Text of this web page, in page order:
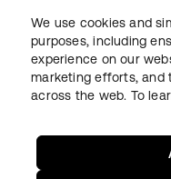
法務プライバシーポリシー
We use cookies and
purposes, including
experience on our
marketing efforts, and
across the web. To